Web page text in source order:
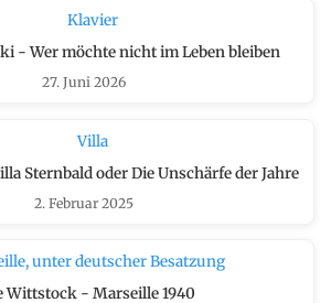
- Wer möchte nicht im Leben bleiben
27. Juni 2026
Sternbald oder Die Unschärfe der Jahre
2. Februar 2025
Wittstock - Marseille 1940